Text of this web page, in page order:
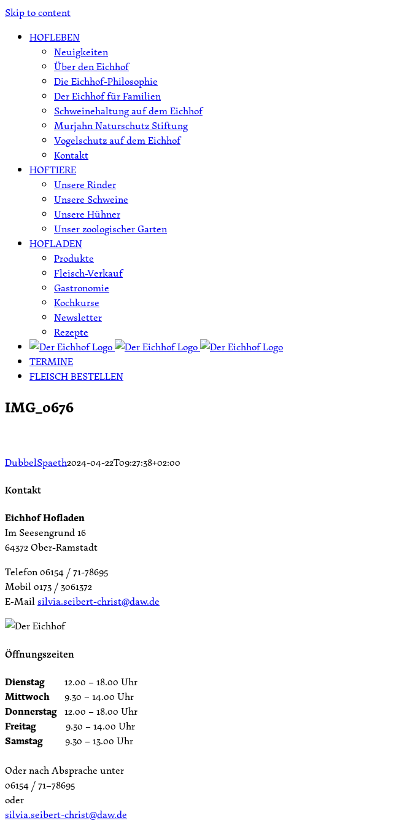
Skip to content
HOFLEBEN
Neuigkeiten
Über den Eichhof
Die Eichhof-Philosophie
Der Eichhof für Familien
Schweinehaltung auf dem Eichhof
Murjahn Naturschutz Stiftung
Vogelschutz auf dem Eichhof
Kontakt
HOFTIERE
Unsere Rinder
Unsere Schweine
Unsere Hühner
Unser zoologischer Garten
HOFLADEN
Produkte
Fleisch-Verkauf
Gastronomie
Kochkurse
Newsletter
Rezepte
TERMINE
FLEISCH BESTELLEN
IMG_0676
DubbelSpaeth2024-04-22T09:27:38+02:00
Kontakt
Eichhof Hofladen
Im Seesengrund 16
64372 Ober-Ramstadt
Telefon 06154 / 71-78695
Mobil 0173 / 3061372
E-Mailsilvia.seibert-christ@daw.de
Öffnungszeiten
Dienstag 12.00 – 18.00 Uhr
Mittwoch 9.30 – 14.00 Uhr
Donnerstag 12.00 – 18.00 Uhr
Freitag 9.30 – 14.00 Uhr
Samstag 9.30 – 13.00 Uhr
Oder nach Absprache unter
06154 / 71–78695
oder
silvia.seibert-christ@daw.de